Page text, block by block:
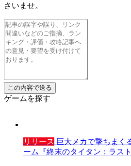
さいませ。
ゲームを探す
リリース 巨大メカで撃ちまく
ーム『終末のタイタン：ラス